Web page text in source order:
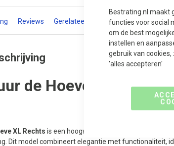
Bestrating.nl maakt
functies voor social
om de best
instellen en
gebruik van
'alles accepteren'
Reviews Gerelateerde producten
de Hoeve XL
XL Rechts is een hoogwaardige kapschuur met
Dit model combineert elegantie met functionaliteit,